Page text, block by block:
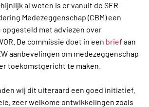
al weten is er vanuit de SER-
Medezeggenschap (CBM) een
met adviezen over
De commissie doet in een brief aan
aanbevelingen om medezeggenschap
toekomstgericht te maken.
wij dit uiteraard een goed initiatief.
zeer welkome ontwikkelingen zoals